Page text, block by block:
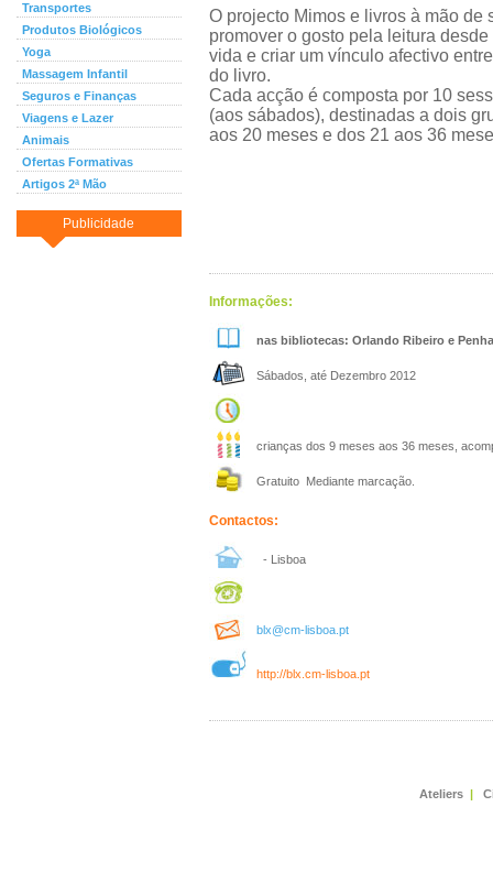
Transportes
Produtos Biológicos
Yoga
Massagem Infantil
Seguros e Finanças
Viagens e Lazer
Animais
Ofertas Formativas
Artigos 2ª Mão
Publicidade
O projecto Mimos e livros à mão de
promover o gosto pela leitura
vida e criar um vínculo afectivo
do livro.
Cada acção é composta por 10
(aos sábados), destinadas a dois
aos 20 meses e dos 21 aos 36
Informações:
nas bibliotecas: Orlando Ribeiro e
Sábados, até Dezembro 2012
crianças dos 9 meses aos 36 meses,
Gratuito Mediante marcação.
Contactos:
- Lisboa
blx@cm-lisboa.pt
http://blx.cm-lisboa.pt
Ateliers |